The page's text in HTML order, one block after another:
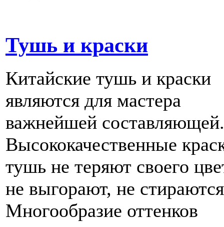
Тушь и краски
Китайские тушь и краски
являются для мастера
важнейшей составляющей.
Высококачественные
тушь не теряют своего
не выгорают, не
Многообразие оттенков